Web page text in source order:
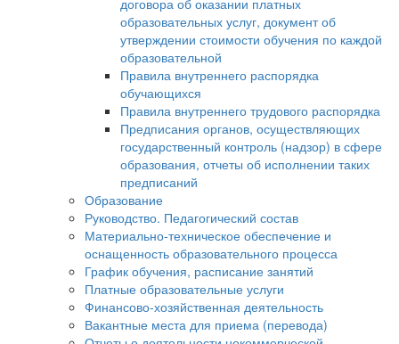
договора об оказании платных
образовательных услуг, документ об
утверждении стоимости обучения по каждой
образовательной
Правила внутреннего распорядка
обучающихся
Правила внутреннего трудового распорядка
Предписания органов, осуществляющих
государственный контроль (надзор) в сфере
образования, отчеты об исполнении таких
предписаний
Образование
Руководство. Педагогический состав
Материально-техническое обеспечение и
оснащенность образовательного процесса
График обучения, расписание занятий
Платные образовательные услуги
Финансово-хозяйственная деятельность
Вакантные места для приема (перевода)